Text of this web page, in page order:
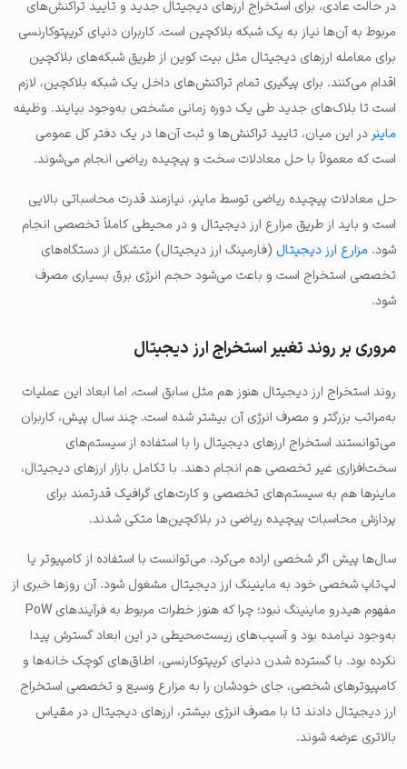
در حالت عادی، برای استخراج ارزهای دیجیتال جدید و تایید تراکنش‌های
مربوط به آن‌ها نیاز به یک شبکه بلاکچین است. کاربران دنیای کریپتوکارنسی
برای معامله ارزهای دیجیتال مثل بیت کوین از طریق شبکه‌های بلاکچین
اقدام می‌کنند. برای پیگیری تمام تراکنش‌های داخل یک شبکه بلاکچین، لازم
است تا بلاک‌های جدید طی یک دوره زمانی مشخص به‌وجود بیایند. وظیفه
ماینر در این میان، تایید تراکنش‌ها و ثبت آن‌ها در یک دفتر کل عمومی
است که معمولاً با حل معادلات سخت و پیچیده ریاضی انجام می‌شوند.
حل معادلات پیچیده ریاضی توسط ماینر، نیازمند قدرت محاسباتی بالایی
است و باید از طریق مزارع ارز دیجیتال و در محیطی کاملاً تخصصی انجام
شود. مزارع ارز دیجیتال (فارمینگ ارز دیجیتال) متشکل از دستگاه‌های
تخصصی استخراج است و باعث می‌شود حجم انرژی برق بسیاری مصرف
شود.
مروری بر روند تغییر استخراج ارز دیجیتال
روند استخراج ارز دیجیتال هنوز هم مثل سابق است، اما ابعاد این عملیات
به‌مراتب بزرگتر و مصرف انرژی آن بیشتر شده است. چند سال پیش، کاربران
می‌توانستند استخراج ارزهای دیجیتال را با استفاده از سیستم‌های
سخت‌افزاری غیر تخصصی هم انجام دهند. با تکامل بازار ارزهای دیجیتال،
ماینرها هم به سیستم‌های تخصصی و کارت‌های گرافیک قدرتمند برای
پردازش محاسبات پیچیده ریاضی در بلاکچین‌ها متکی شدند.
سال‌ها پیش اگر شخصی اراده می‌کرد، می‌توانست با استفاده از کامپیوتر یا
لپ‌تاپ شخصی خود به ماینینگ ارز دیجیتال مشغول شود. آن روزها خبری از
مفهوم هیدرو ماینینگ نبود؛ چرا که هنوز خطرات مربوط به فرآیندهای PoW
به‌وجود نیامده بود و آسیب‌های زیست‌محیطی در این ابعاد گسترش پیدا
نکرده بود. با گسترده شدن دنیای کریپتوکارنسی، اطاق‌های کوچک خانه‌ها و
کامپیوترهای شخصی، جای خودشان را به مزارع وسیع و تخصصی استخراج
ارز دیجیتال دادند تا با مصرف انرژی بیشتر، ارزهای دیجیتال در مقیاس
بالاتری عرضه شوند.